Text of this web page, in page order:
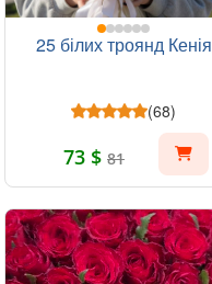
25 білих троянд Кенія
(68)
73 $ 81